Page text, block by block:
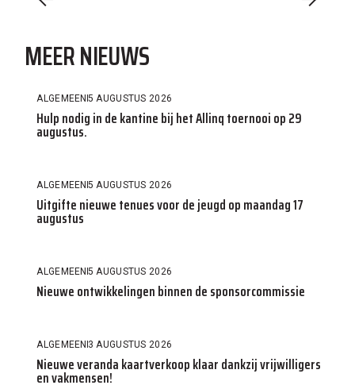
MEER NIEUWS
ALGEMEEN5 AUGUSTUS 2026
Hulp nodig in de kantine bij het Allinq toernooi op 29
augustus.
ALGEMEEN5 AUGUSTUS 2026
Uitgifte nieuwe tenues voor de jeugd op maandag 17
augustus
ALGEMEEN5 AUGUSTUS 2026
Nieuwe ontwikkelingen binnen de sponsorcommissie
ALGEMEEN3 AUGUSTUS 2026
Nieuwe veranda kaartverkoop klaar dankzij vrijwilligers
en vakmensen!